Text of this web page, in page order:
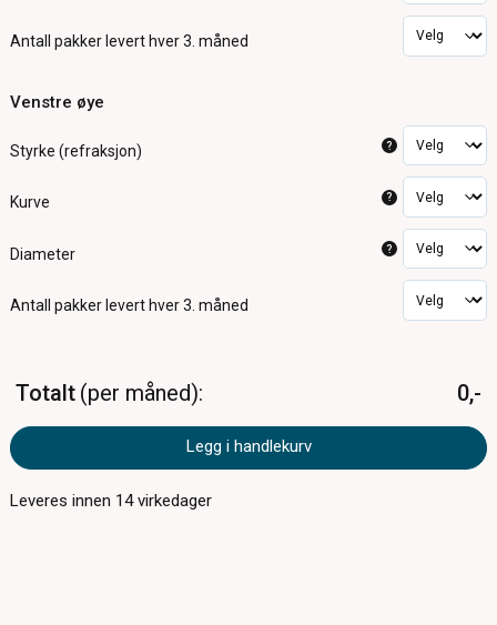
Antall pakker levert hver 3. måned
Venstre øye
Styrke (refraksjon) ?
Kurve ?
Diameter ?
Antall pakker levert hver 3. måned
Totalt per måned 0,-
Legg i handlekurv
Leveres innen 14virkedager